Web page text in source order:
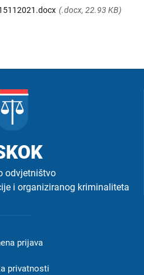
(.docx, 22.93 KB)
odvjetništvo
i organiziranog kriminaliteta
prijava
privatnosti